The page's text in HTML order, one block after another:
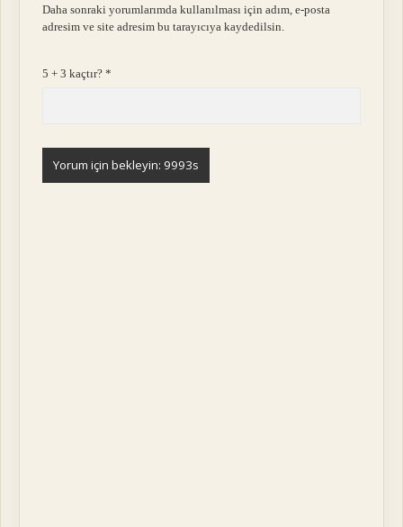
Daha sonraki yorumlarımda kullanılması için adım, e-posta
adresim ve site adresim bu tarayıcıya kaydedilsin.
5 + 3 kaçtır?*